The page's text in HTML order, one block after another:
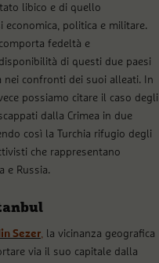
libico e di quello
economica, politica e militare.
fedeltà e
di questi due paesi
nei confronti dei suoi alleati. In
possiamo citare il caso degli
dalla Crimea in due
così la Turchia rifugio degli
che rappresentano
e Russia.
Sezer, la vicinanza geografica
via il suo capitale dalla